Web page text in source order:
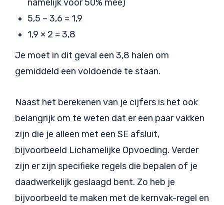
namelijk voor 50% mee)
5,5 – 3,6 = 1,9
1,9 × 2 = 3,8
Je moet in dit geval een 3,8 halen om
gemiddeld een voldoende te staan.
Naast het berekenen van je cijfers is het ook
belangrijk om te weten dat er een paar vakken
zijn die je alleen met een SE afsluit,
bijvoorbeeld Lichamelijke Opvoeding. Verder
zijn er zijn specifieke regels die bepalen of je
daadwerkelijk geslaagd bent. Zo heb je
bijvoorbeeld te maken met de kernvak-regel en